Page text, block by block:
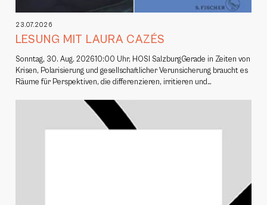
23.07.2026
LESUNG MIT LAURA CAZÉS
Sonntag, 30. Aug. 202610:00 Uhr, HOSI SalzburgGerade in Zeiten von
Krisen, Polarisierung und gesellschaftlicher Verunsicherung braucht es
Räume für Perspektiven, die differenzieren, irritieren und…